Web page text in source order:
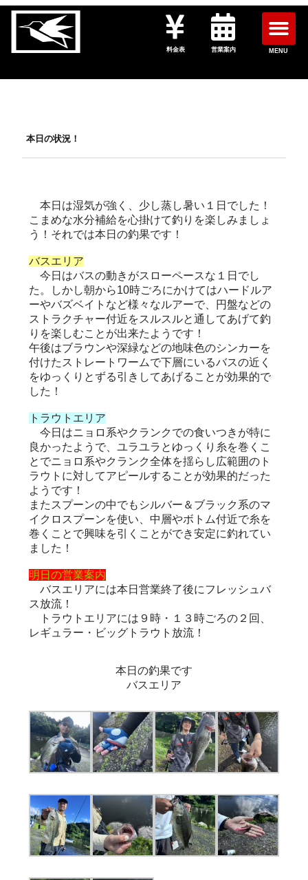
料金表 営業案内 MENU
本日の状況！
本日は湿気が強く、少し蒸し暑い１日でした！
こまめな水分補給を心掛けて釣りを楽しみましょ
う！それでは本日の釣果です！
バスエリア
今日はバスの動きがスローペースな１日でし
た。しかし朝から10時ごろにかけてはハードルア
ーやバズベイトなど様々なルアーで、円盤などの
ストラクチャー付近をスルスルと通してあげて釣
りを楽しむことが出来たようです！
午後はブラウンや深緑などの地味色のシンカーを
付けたストレートワームで下層にいるバスの近く
をゆっくりとずる引きしてあげることが効果的で
した！
トラウトエリア
今日はニョロ系やクランクでの食いつきが特に
良かったようで、ユラユラとゆっくり糸を巻くこ
とでニョロ系やクランク全体を揺らし広範囲のト
ラウトに対してアピールすることが効果的だった
ようです！
またスプーンの中でもシルバー＆ブラック系のマ
イクロスプーンを使い、中層やボトム付近で糸を
巻くことで興味を引くことができ安定に釣れてい
ました！
明日の営業案内
バスエリアには本日営業終了後にフレッシュバ
ス放流！
トラウトエリアには９時・１３時ごろの２回、
レギュラー・ビッグトラウト放流！
本日の釣果です
バスエリア